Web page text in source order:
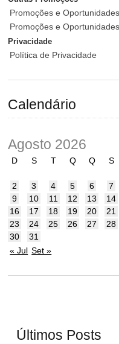
Promoções e
Promoções e
Privacidade
Política de Privacidade
Calendário
Agosto 2026
D S T Q Q S
2
3 4 5 6 7
9
10 11 12 13 14
16
17 18 19 20 21
23
24 25 26 27 28
30
31
« Jul Set »
Últimos Posts